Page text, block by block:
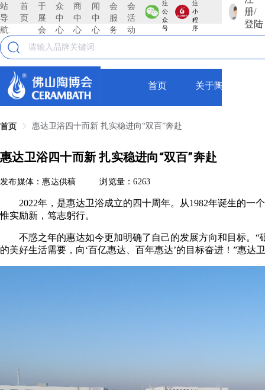
站
导
航:
首
页
于
展
会
众
中
心
商
中
心
闻
中
心
会
服
务
会
活
动
注
公
众
号
注
小
程
序
册/
登陆
首页 关于陶博会
首页 惠达卫浴四十而新 扎实稳进向“双百”奔赴
惠达卫浴四十而新 扎实稳进向“双百”奔赴
发布媒体：惠达供稿 浏览量：6263
2022年，是惠达卫浴成立的四十周年。从1982年诞生的
惟实励新，笃志躬行。
不惑之年的惠达如今更加明确了自己的发展方向和目标。
的美好生活需要，向‘百亿惠达、百年惠达’的目标奋进！”惠达